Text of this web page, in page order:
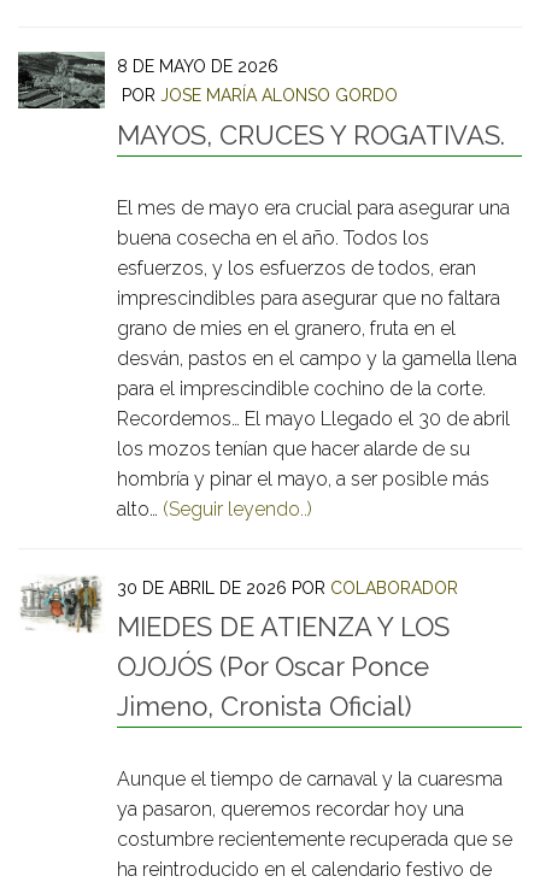
8 DE MAYO DE 2026
POR JOSE MARÍA ALONSO GORDO
MAYOS, CRUCES Y ROGATIVAS.
El mes de mayo era crucial para asegurar una
buena cosecha en el año. Todos los
esfuerzos, y los esfuerzos de todos, eran
imprescindibles para asegurar que no faltara
grano de mies en el granero, fruta en el
desván, pastos en el campo y la gamella llena
para el imprescindible cochino de la corte.
Recordemos… El mayo Llegado el 30 de abril
los mozos tenían que hacer alarde de su
hombría y pinar el mayo, a ser posible más
alto… (Seguir leyendo..)
30 DE ABRIL DE 2026 POR COLABORADOR
MIEDES DE ATIENZA Y LOS
OJOJÓS (Por Oscar Ponce
Jimeno, Cronista Oficial)
Aunque el tiempo de carnaval y la cuaresma
ya pasaron, queremos recordar hoy una
costumbre recientemente recuperada que se
ha reintroducido en el calendario festivo de